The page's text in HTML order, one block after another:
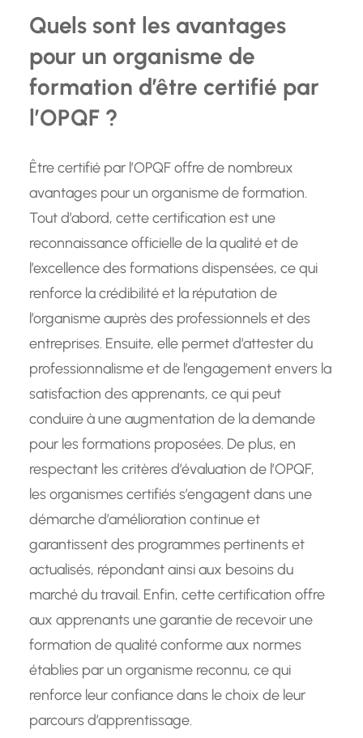
Quels sont les avantages
pour un organisme de
formation d’être certifié par
l’OPQF ?
Être certifié par l’OPQF offre de nombreux
avantages pour un organisme de formation.
Tout d’abord, cette certification est une
reconnaissance officielle de la qualité et de
l’excellence des formations dispensées, ce qui
renforce la crédibilité et la réputation de
l’organisme auprès des professionnels et des
entreprises. Ensuite, elle permet d’attester du
professionnalisme et de l’engagement envers la
satisfaction des apprenants, ce qui peut
conduire à une augmentation de la demande
pour les formations proposées. De plus, en
respectant les critères d’évaluation de l’OPQF,
les organismes certifiés s’engagent dans une
démarche d’amélioration continue et
garantissent des programmes pertinents et
actualisés, répondant ainsi aux besoins du
marché du travail. Enfin, cette certification offre
aux apprenants une garantie de recevoir une
formation de qualité conforme aux normes
établies par un organisme reconnu, ce qui
renforce leur confiance dans le choix de leur
parcours d’apprentissage.